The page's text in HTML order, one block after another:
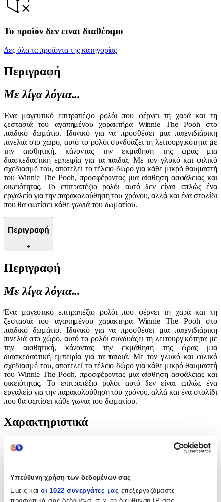
Υπεύθυνη χρήση των δεδομένων σας
Εμείς και οι 1022 συνεργάτες μας επεξεργαζόμαστε
προσωπικά σας δεδομένα, π.χ. τη διεύθυνση IP σας,
Το προϊόν δεν ειναι διαθέσιμο
Δες όλα τα προϊόντα της κατηγορίας
Περιγραφή
Με λίγα λόγια...
Ένα μαγευτικό επιτραπέζιο ρολόι που φέρνει τη χαρά και τη
ζεστασιά του αγαπημένου χαρακτήρα Winnie The Pooh στο
παιδικό δωμάτιο. Ιδανικό για να προσθέσει μια παιχνιδιάρικη
πινελιά στο χώρο, αυτό το ρολόι συνδυάζει τη λειτουργικότητα με
την αισθητική, κάνοντας την εκμάθηση της ώρας μια
διασκεδαστική εμπειρία για τα παιδιά. Με τον γλυκό και φιλικό
σχεδιασμό του, αποτελεί το τέλειο δώρο για κάθε μικρό θαυμαστή
του Winnie The Pooh, προσφέροντας μια αίσθηση ασφάλειας και
οικειότητας. Το επιτραπέζιο ρολόι αυτό δεν είναι απλώς ένα
εργαλείο για την παρακολούθηση του χρόνου, αλλά και ένα στολίδι
που θα φωτίσει κάθε γωνιά του δωματίου.
Περιγραφή
+
Περιγραφή
Με λίγα λόγια...
Ένα μαγευτικό επιτραπέζιο ρολόι που φέρνει τη χαρά και τη
ζεστασιά του αγαπημένου χαρακτήρα Winnie The Pooh στο
παιδικό δωμάτιο. Ιδανικό για να προσθέσει μια παιχνιδιάρικη
πινελιά στο χώρο, αυτό το ρολόι συνδυάζει τη λειτουργικότητα με
την αισθητική, κάνοντας την εκμάθηση της ώρας μια
διασκεδαστική εμπειρία για τα παιδιά. Με τον γλυκό και φιλικό
σχεδιασμό του, αποτελεί το τέλειο δώρο για κάθε μικρό θαυμαστή
του Winnie The Pooh, προσφέροντας μια αίσθηση ασφάλειας και
οικειότητας. Το επιτραπέζιο ρολόι αυτό δεν είναι απλώς ένα
εργαλείο για την παρακολούθηση του χρόνου, αλλά και ένα στολίδι
που θα φωτίσει κάθε γωνιά του δωματίου.
Χαρακτηριστικά
Είδος
Επιτραπέζιο Ρολόι